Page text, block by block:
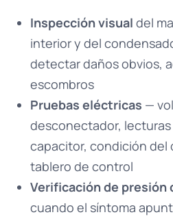
Inspección visual del
interior y del
detectar daños obvios,
escombros
Pruebas eléctricas —
desconectador,
capacitor, condición
tablero de control
Verificación de presión
cuando el síntoma